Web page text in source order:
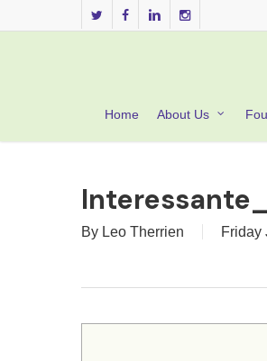
to
twitter facebooklinkedininstagram
Home About Us
By Leo Therrien Friday